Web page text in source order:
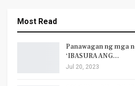
Most Read
Panawagan ng mga
‘IBASURA ANG…
Jul 20, 2023